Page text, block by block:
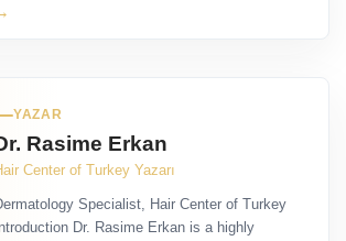
YAZAR
Rasime Erkan
Center of Turkey Yazarı
Specialist, Hair Center of Turkey
Introduction Dr. Rasime Erkan is a highly